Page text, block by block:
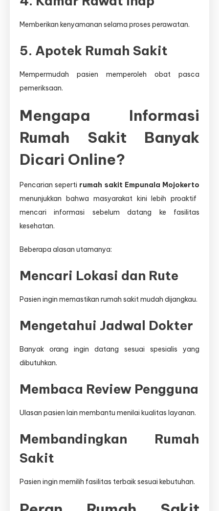
Memberikan kenyamanan selama proses perawatan.
5. Apotek Rumah Sakit
Mempermudah pasien memperoleh obat pasca
pemeriksaan.
Mengapa Informasi
Rumah Sakit Banyak
Dicari Online?
Pencarian seperti rumah sakit Empunala Mojokerto
menunjukkan bahwa masyarakat kini lebih proaktif
mencari informasi sebelum datang ke fasilitas
kesehatan.
Beberapa alasan utamanya:
Mencari Lokasi dan Rute
Pasien ingin memastikan rumah sakit mudah dijangkau.
Mengetahui Jadwal Dokter
Banyak orang ingin datang sesuai spesialis yang
dibutuhkan.
Membaca Review Pengguna
Ulasan pasien lain membantu menilai kualitas layanan.
Membandingkan Rumah
Sakit
Pasien ingin memilih fasilitas terbaik sesuai kebutuhan.